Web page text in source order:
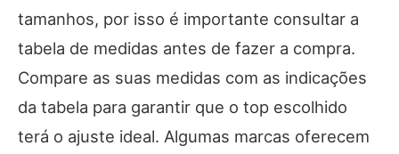
tamanhos, por isso é importante consultar a
tabela de medidas antes de fazer a compra.
Compare as suas medidas com as indicações
da tabela para garantir que o top escolhido
terá o ajuste ideal. Algumas marcas oferecem